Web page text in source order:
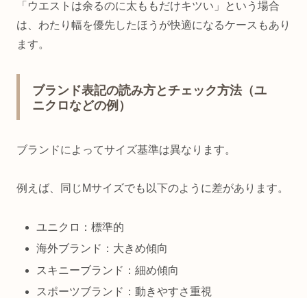
「ウエストは余るのに太ももだけキツい」という場合
は、わたり幅を優先したほうが快適になるケースもあり
ます。
ブランド表記の読み方とチェック方法（ユ
ニクロなどの例）
ブランドによってサイズ基準は異なります。
例えば、同じMサイズでも以下のように差があります。
ユニクロ：標準的
海外ブランド：大きめ傾向
スキニーブランド：細め傾向
スポーツブランド：動きやすさ重視